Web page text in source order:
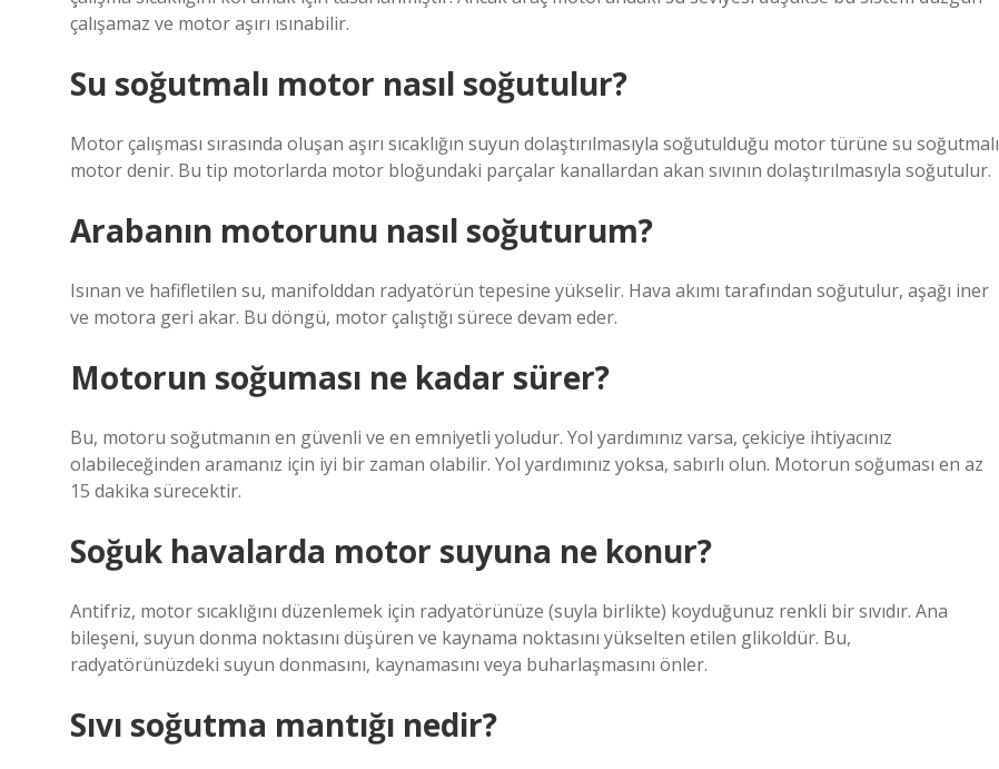
çalışamaz ve motor aşırı ısınabilir.
Su soğutmalı motor nasıl soğutulur?
Motor çalışması sırasında oluşan aşırı sıcaklığın suyun dolaştırılmasıyla soğutulduğu motor türüne su soğutmalı
motor denir. Bu tip motorlarda motor bloğundaki parçalar kanallardan akan sıvının dolaştırılmasıyla soğutulur.
Arabanın motorunu nasıl soğuturum?
Isınan ve hafifletilen su, manifolddan radyatörün tepesine yükselir. Hava akımı tarafından soğutulur, aşağı iner
ve motora geri akar. Bu döngü, motor çalıştığı sürece devam eder.
Motorun soğuması ne kadar sürer?
Bu, motoru soğutmanın en güvenli ve en emniyetli yoludur. Yol yardımınız varsa, çekiciye ihtiyacınız
olabileceğinden aramanız için iyi bir zaman olabilir. Yol yardımınız yoksa, sabırlı olun. Motorun soğuması en az
15 dakika sürecektir.
Soğuk havalarda motor suyuna ne konur?
Antifriz, motor sıcaklığını düzenlemek için radyatörünüze (suyla birlikte) koyduğunuz renkli bir sıvıdır. Ana
bileşeni, suyun donma noktasını düşüren ve kaynama noktasını yükselten etilen glikoldür. Bu,
radyatörünüzdeki suyun donmasını, kaynamasını veya buharlaşmasını önler.
Sıvı soğutma mantığı nedir?